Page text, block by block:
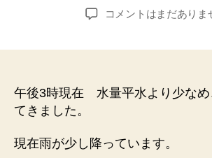
稿
日
７
川
へ
コメントはまだありま
午後3時現在 水量平水より少なめ
てきました。
現在雨が少し降っています。